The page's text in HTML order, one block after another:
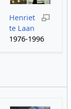
Henriet
te Laan
1976-1996